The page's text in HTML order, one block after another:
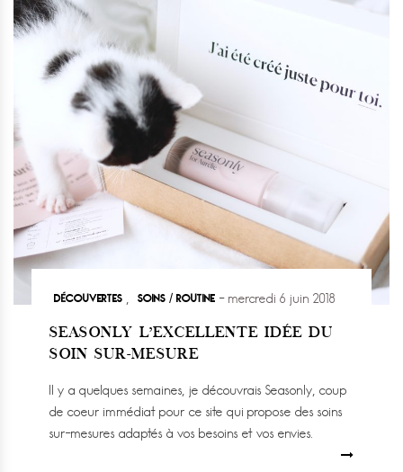
DÉCOUVERTES SOINS / ROUTINE mercredi 6 juin 2018
SEASONLY L’EXCELLENTE IDÉE DU
SOIN SUR-MESURE
Il y a quelques semaines, je découvrais Seasonly, coup
de coeur immédiat pour ce site qui propose des soins
sur-mesures adaptés à vos besoins et vos envies.